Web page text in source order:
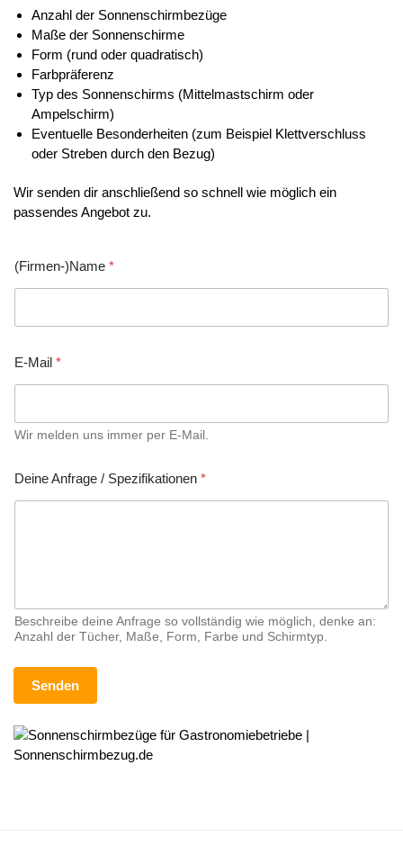
Anzahl der Sonnenschirmbezüge
Maße der Sonnenschirme
Form (rund oder quadratisch)
Farbpräferenz
Typ des Sonnenschirms (Mittelmastschirm oder
Ampelschirm)
Eventuelle Besonderheiten (zum Beispiel Klettverschluss
oder Streben durch den Bezug)
Wir senden dir anschließend so schnell wie möglich ein
passendes Angebot zu.
F
i
n
-
)
a
m
/
k
a
t
n
(Firmen-)Name *
E-Mail *
Wir melden uns immer per E-Mail.
Deine Anfrage / Spezifikationen *
Beschreibe deine Anfrage so vollständig wie möglich, denke an:
Anzahl der Tücher, Maße, Form, Farbe und Schirmtyp.
Senden